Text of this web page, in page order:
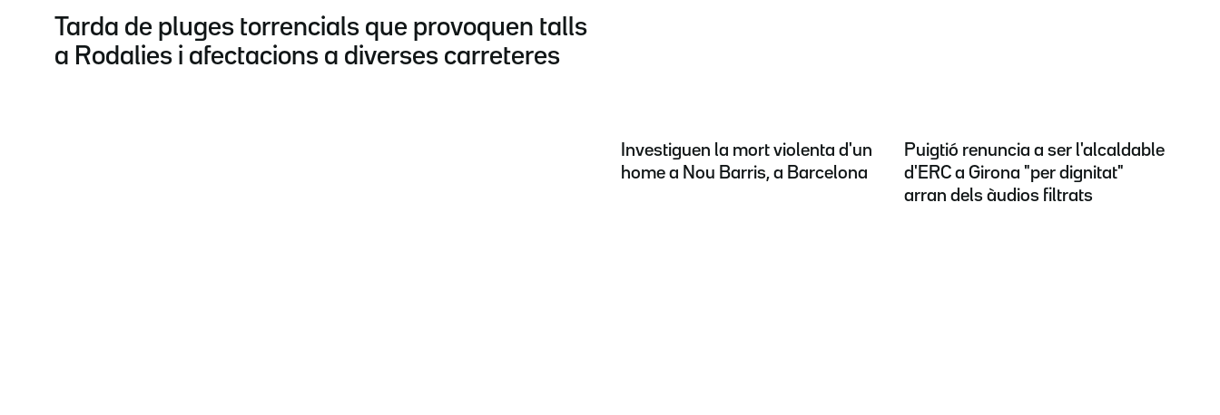
Tarda de pluges torrencials que provoquen talls
a Rodalies i afectacions a diverses carreteres
Investiguen la mort violenta d'un
home a Nou Barris, a Barcelona
Puigtió renuncia a ser l'alcaldable
d'ERC a Girona "per dignitat"
arran dels àudios filtrats